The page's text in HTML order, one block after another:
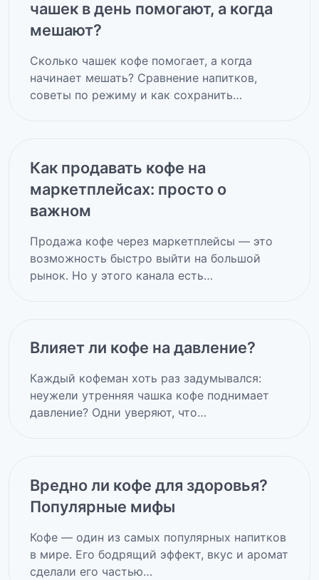
чашек в день помогают, а когда
мешают?
Сколько чашек кофе помогает, а когда
начинает мешать? Сравнение напитков,
советы по режиму и как сохранить…
Как продавать кофе на
маркетплейсах: просто о
важном
Продажа кофе через маркетплейсы — это
возможность быстро выйти на большой
рынок. Но у этого канала есть…
Влияет ли кофе на давление?
Каждый кофеман хоть раз задумывался:
неужели утренняя чашка кофе поднимает
давление? Одни уверяют, что…
Вредно ли кофе для здоровья?
Популярные мифы
Кофе — один из самых популярных напитков
в мире. Его бодрящий эффект, вкус и аромат
сделали его частью…